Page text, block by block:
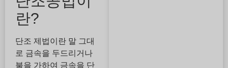
란?
단조 제법이란 말 그대
로 금속을 두드리거나
불을 가하여 금속을 단